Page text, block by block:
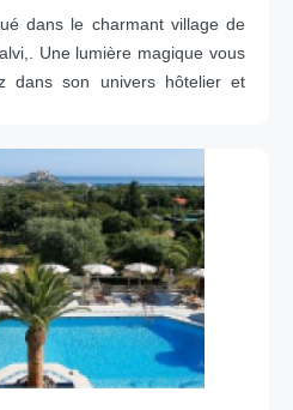
dans le charmant village de
Une lumière magique vous
dans son univers hôtelier et